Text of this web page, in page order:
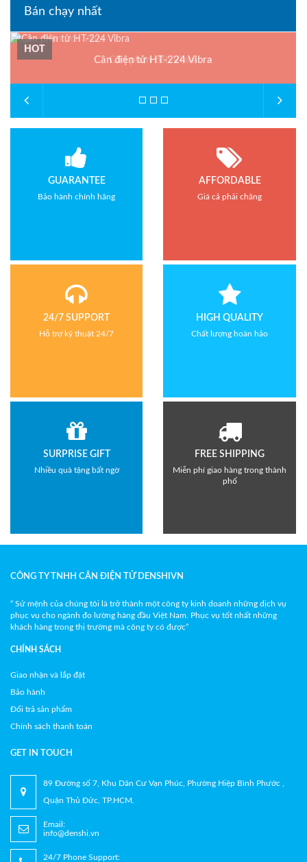
Bán chạy nhất
HOT
Cân điện tử HT-224 Vibra
Cân phân tích Vibra
GUARANTEE
Bảo hành chính hãng
AFFORDABLE
Giá cả phải chăng
24/7 SUPPORT
Hỗ trợ kỹ thuật 24/7
HIGH QUALITY
Chất lượng hoàn hảo
SURPRISE GIFT
Nhiều quà tặng bất ngờ
FREE SHIPPING
Miễn phí giao hàng trong thành
phố
CÔNG TY TNHH CÂN ĐIỆN TỬ DENSHIVN
“ Sứ mệnh của chúng tôi là trở thành một công ty kinh doanh những dịch vụ
phục vụ cho ngành đo lường hàng đầu Việt Nam. Phục vụ tốt nhất những
khách hàng trong thị trường mà công ty có được”
CHÍNH SÁCH
Giao nhận và lắp đặt
Bảo hành
Đổi trả sản phẩm
Chính sách thanh toán
GET IN TOUCH
89 Đường số 7, Khu Dân Cư Vạn Phúc, Phường Hiệp Bình Phước ,
Quận Thủ Đức, TP.HCM.
Email:
info@denshi.vn
24/7 Phone Support: